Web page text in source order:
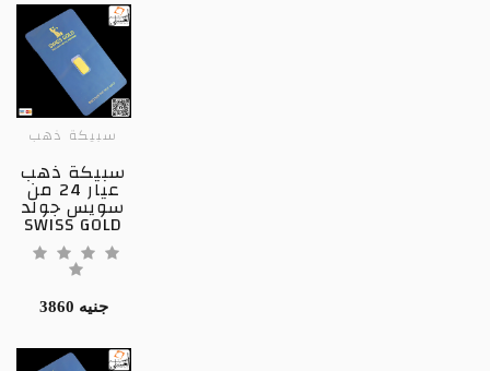
سبيكة ذهب
سبيكة ذهب
عيار 24 من
سويس جولد
SWISS GOLD
3860 جنيه